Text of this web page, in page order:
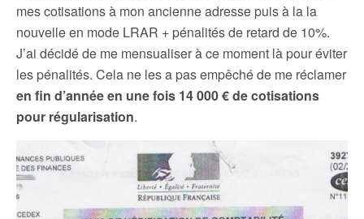
mes cotisations à mon ancienne adresse puis à la la
nouvelle en mode LRAR + pénalités de retard de 10%.
J’ai décidé de me mensualiser à ce moment là pour éviter
les pénalités. Cela ne les a pas empêché de me réclamer
en fin d’année en une fois 14 000 € de cotisations
pour régularisation.